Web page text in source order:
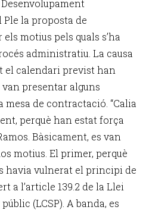
Ple la proposta de
motius pels quals s’ha
administratiu. La causa
el calendari previst han
van presentar alguns
de contractació. “Calia
perquè han estat força
Bàsicament, es van
motius. El primer, perquè
havia vulnerat el principi de
a l’article 139.2 de la Llei
(LCSP). A banda, es